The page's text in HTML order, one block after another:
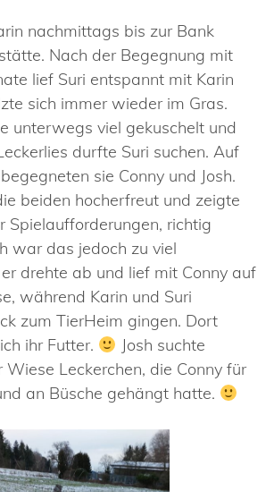
nachmittags bis zur Bank
Nach der Begegnung mit
lief Suri entspannt mit Karin
sich immer wieder im Gras.
unterwegs viel gekuschelt und
durfte Suri suchen. Auf
sie Conny und Josh.
beiden hocherfreut und zeigte
Spielaufforderungen, richtig
war das jedoch zu viel
drehte ab und lief mit Conny auf
während Karin und Suri
zum TierHeim gingen. Dort
ihr Futter.
Josh suchte
Leckerchen, die Conny für
an Büsche gehängt hatte.